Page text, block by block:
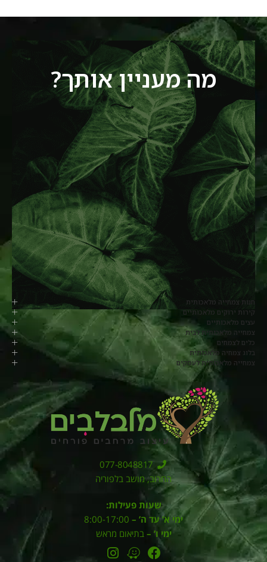
מה מעניין אותך?
חנות צמחייה מלאכותית
קירות ירוקים מלאכותיים
עצים מלאכותיים
צמחייה מלאכותית לבית
כלים לצמחים
בלוג צמחיה מלאכותית
צמחייה מלאכותית לעסקים
077-8048817
החרוב, מושב בלפוריה
שעות פעילות:
ימי א’ עד ה’ –
ימי ו’ – בתיאום מראש